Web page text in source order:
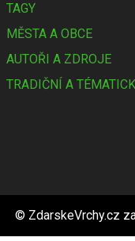
TAGY
MĚSTA A OBCE
AUTOŘI A ZDROJE
TRADIČNÍ A
© ZdarskeVrchy.cz